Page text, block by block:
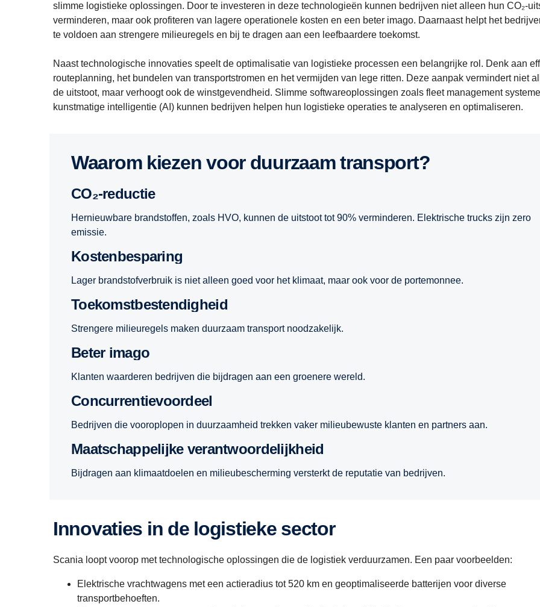
slimme logistieke oplossingen. Door te investeren in deze technologieën kunnen bedrijven niet alleen hun CO₂-
verminderen, maar ook profiteren van lagere operationele kosten en een beter imago. Daarnaast helpt het
te voldoen aan strengere milieuregels en bij te dragen aan een leefbaardere toekomst.
Naast technologische innovaties speelt de optimalisatie van logistieke processen een belangrijke rol. Denk aan
routeplanning, het bundelen van transportstromen en het vermijden van lege ritten. Deze aanpak vermindert niet
de uitstoot, maar verhoogt ook de winstgevendheid. Slimme softwareoplossingen zoals fleet management
kunstmatige intelligentie (AI) kunnen bedrijven helpen hun logistieke operaties te analyseren en optimaliseren.
Waarom kiezen voor duurzaam transport?
CO₂-reductie
Hernieuwbare brandstoffen, zoals HVO, kunnen de uitstoot tot 90% verminderen. Elektrische trucks zijn zero
emissie.
Kostenbesparing
Lager brandstofverbruik is niet alleen goed voor het klimaat, maar ook voor de portemonnee.
Toekomstbestendigheid
Strengere milieuregels maken duurzaam transport noodzakelijk.
Beter imago
Klanten waarderen bedrijven die bijdragen aan een groenere wereld.
Concurrentievoordeel
Bedrijven die vooroplopen in duurzaamheid trekken vaker milieubewuste klanten en partners aan.
Maatschappelijke verantwoordelijkheid
Bijdragen aan klimaatdoelen en milieubescherming versterkt de reputatie van bedrijven.
Innovaties in de logistieke sector
Scania loopt voorop met technologische oplossingen die de logistiek verduurzamen. Een paar voorbeelden:
Elektrische vrachtwagens met een actieradius tot 520 km en geoptimaliseerde batterijen voor diverse
transportbehoeften.